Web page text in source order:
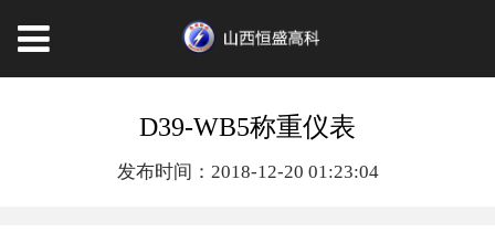
D39-WB5称重仪表
发布时间：2018-12-20 01:23:04